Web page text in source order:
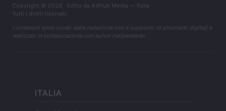
Copyright © 2026 · Edito da AdHub Media — Italia
Tutti i diritti riservati
I contenuti sono curati dalla redazione con il supporto di strumenti digitali e
realizzati in collaborazione con autori indipendenti.
ITALIA